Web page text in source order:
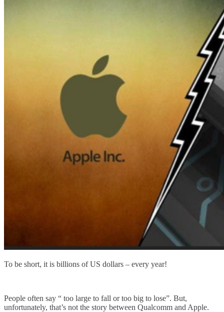
To be short, it is billions of US dollars – every year!
People often say “ too large to fall or too big to lose”. But,
unfortunately, that’s not the story between Qualcomm and Apple.